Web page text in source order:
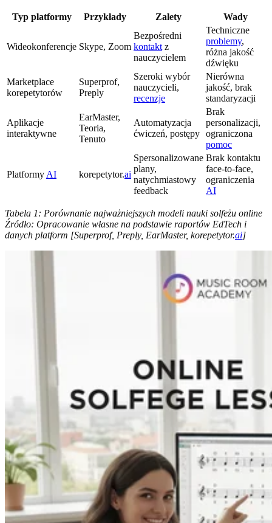
Typ platformy Przykłady Zalety Wady
Wideokonferencje Skype, Zoom
Bezpośredni
kontakt z
nauczycielem
Techniczne
problemy,
różna jakość
dźwięku
Marketplace
korepetytorów
Superprof,
Preply
Szeroki wybór
nauczycieli,
recenzje
Nierówna
jakość, brak
standaryzacji
Aplikacje
interaktywne
EarMaster,
Teoria,
Tenuto
Automatyzacja
ćwiczeń, postępy
Brak
personalizacji,
ograniczona
pomoc
Platformy AI korepetytor.ai
Spersonalizowane
plany,
natychmiastowy
feedback
Brak kontaktu
face-to-face,
ograniczenia
AI
Tabela 1: Porównanie najważniejszych modeli nauki solfeżu online
Źródło: Opracowanie własne na podstawie raportów EdTech i
danych platform [Superprof, Preply, EarMaster, korepetytor.ai]